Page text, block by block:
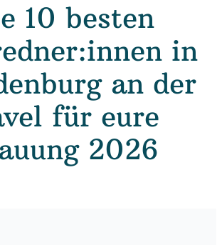
10 besten
in
an der
für eure
2026